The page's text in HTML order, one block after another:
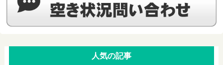
人気の記事